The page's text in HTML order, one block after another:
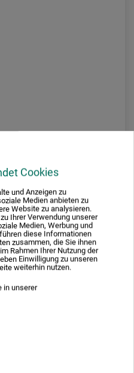
Cookies
und Anzeigen zu
Medien anbieten zu
Website zu analysieren.
Ihrer Verwendung unserer
Medien, Werbung und
diese Informationen
zusammen, die Sie ihnen
Rahmen Ihrer Nutzung der
Einwilligung zu unseren
weiterhin nutzen.
in unserer